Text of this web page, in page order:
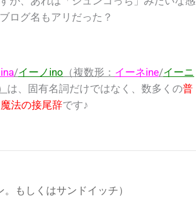
ログ名もアリだった？
/イーノino （複数形： イーネine/イーニ
は、固有名詞だけではなく、数多くの普
法の接尾辞です♪
もしくはサンドイッチ）